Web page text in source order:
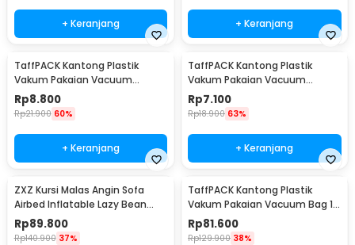
+ Keranjang + Keranjang
TaffPACK Kantong Plastik
Vakum Pakaian Vacuum
Compression Bag 1 PCS
60x80cm - YK-1000
Rp8.800
Rp21.900 60%
+ Keranjang
TaffPACK Kantong Plastik
Vakum Pakaian Vacuum
Compression Bag 1 PCS
50x70cm - YK-1000
Rp7.100
Rp18.900 63%
+ Keranjang
ZXZ Kursi Malas Angin Sofa
Airbed Inflatable Lazy Bean
Bag 230x70cm - LZ081
Rp89.800
Rp140.900 37%
TaffPACK Kantong Plastik
Vakum Pakaian Vacuum Bag 10
PCS Hand Pump - SN09109
Rp81.600
Rp129.900 38%